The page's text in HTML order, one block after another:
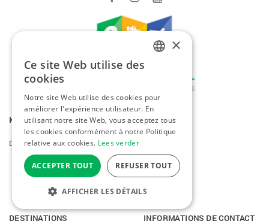
KIDDO TRAVEL
Destinations
SITEMAP
DESTINATIONS INFORMATIONS DE CONTACT
MENU
×
Ce site Web utilise des
cookies
Notre site Web utilise des cookies pour
améliorer l'expérience utilisateur. En
utilisant notre site Web, vous acceptez tous
les cookies conformément à notre Politique
relative aux cookies. Lees verder
ACCEPTER TOUT REFUSER TOUT
AFFICHER LES DÉTAILS
STRICTEMENT NÉCESSAIRES